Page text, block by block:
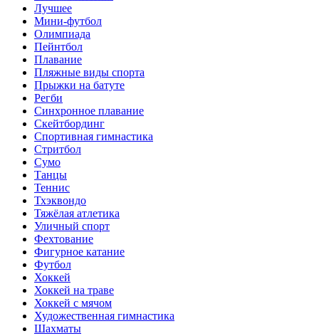
Лучшее
Мини-футбол
Олимпиада
Пейнтбол
Плавание
Пляжные виды спорта
Прыжки на батуте
Регби
Синхронное плавание
Скейтбординг
Спортивная гимнастика
Стритбол
Сумо
Танцы
Теннис
Тхэквондо
Тяжёлая атлетика
Уличный спорт
Фехтование
Фигурное катание
Футбол
Хоккей
Хоккей на траве
Хоккей с мячом
Художественная гимнастика
Шахматы